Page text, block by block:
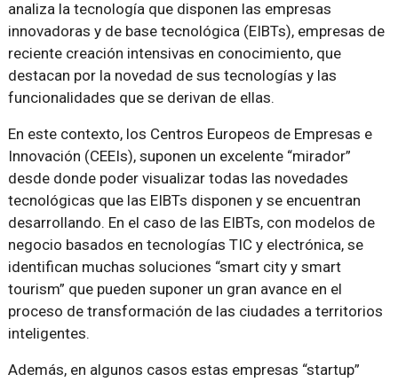
analiza la tecnología que disponen las empresas
innovadoras y de base tecnológica (EIBTs), empresas de
reciente creación intensivas en conocimiento, que
destacan por la novedad de sus tecnologías y las
funcionalidades que se derivan de ellas.
En este contexto, los Centros Europeos de Empresas e
Innovación (CEEIs), suponen un excelente “mirador”
desde donde poder visualizar todas las novedades
tecnológicas que las EIBTs disponen y se encuentran
desarrollando. En el caso de las EIBTs, con modelos de
negocio basados en tecnologías TIC y electrónica, se
identifican muchas soluciones “smart city y smart
tourism” que pueden suponer un gran avance en el
proceso de transformación de las ciudades a territorios
inteligentes.
Además, en algunos casos estas empresas “startup”